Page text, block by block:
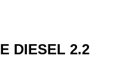
DIESEL 2.2